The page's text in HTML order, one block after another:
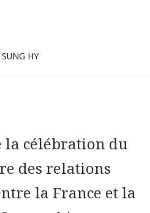
HY
la célébration du
des relations
la France et la